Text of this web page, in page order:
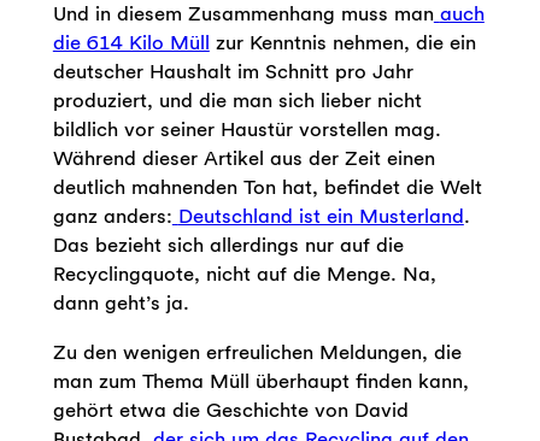
Und in diesem Zusammenhang muss man auch
die 614 Kilo Müll zur Kenntnis nehmen, die ein
deutscher Haushalt im Schnitt pro Jahr
produziert, und die man sich lieber nicht
bildlich vor seiner Haustür vorstellen mag.
Während dieser Artikel aus der Zeit einen
deutlich mahnenden Ton hat, befindet die Welt
ganz anders: Deutschland ist ein Musterland.
Das bezieht sich allerdings nur auf die
Recyclingquote, nicht auf die Menge. Na,
dann geht’s ja.
Zu den wenigen erfreulichen Meldungen, die
man zum Thema Müll überhaupt finden kann,
gehört etwa die Geschichte von David